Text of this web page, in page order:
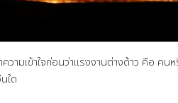
ามเข้าใจก่อนว่าแรงงานต่างด้าว คือ คน
ใด